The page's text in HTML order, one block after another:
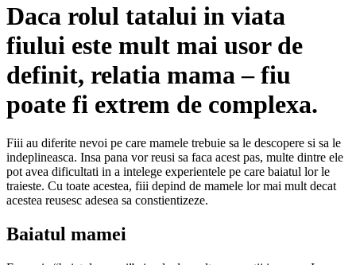
Daca rolul tatalui in viata
fiului este mult mai usor de
definit, relatia mama – fiu
poate fi extrem de complexa.
Fiii au diferite nevoi pe care mamele trebuie sa le descopere si sa le
indeplineasca. Insa pana vor reusi sa faca acest pas, multe dintre ele
pot avea dificultati in a intelege experientele pe care baiatul lor le
traieste. Cu toate acestea, fiii depind de mamele lor mai mult decat
acestea reusesc adesea sa constientizeze.
Baiatul mamei